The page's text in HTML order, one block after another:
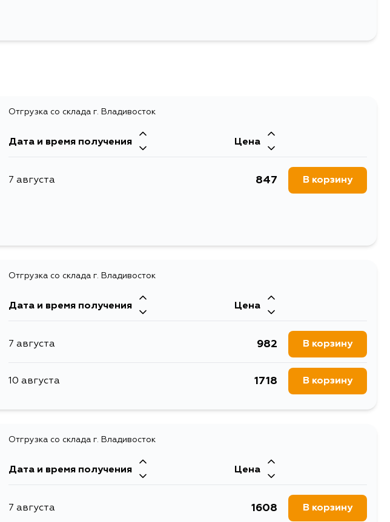
Отгрузка со склада г. Владивосток
Дата и время получения Цена
7 августа 847 В корзину
Отгрузка со склада г. Владивосток
Дата и время получения Цена
7 августа 982 В корзину
10 августа 1718 В корзину
Отгрузка со склада г. Владивосток
Дата и время получения Цена
7 августа 1608 В корзину